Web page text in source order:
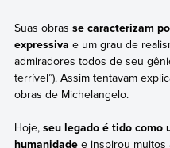
Suas obras se caracterizam
expressiva e um grau de
admiradores todos de seu
terrível”). Assim tentavam
obras de Michelangelo.
Hoje, seu legado é tido como
humanidadee inspirou muitos